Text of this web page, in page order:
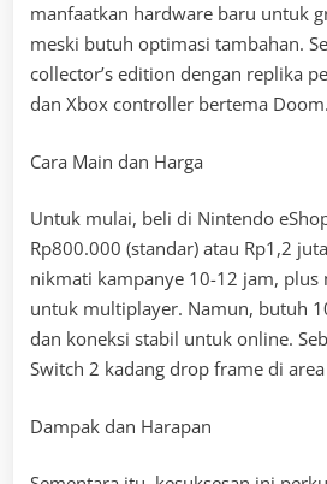
manfaatkan hardware baru untuk
meski butuh optimasi tambahan.
collector’s edition dengan replika
dan Xbox controller bertema Doom.
Cara Main dan Harga
Untuk mulai, beli di Nintendo
Rp800.000 (standar) atau Rp1,2
nikmati kampanye 10-12 jam, plus
untuk multiplayer. Namun, butuh
dan koneksi stabil untuk online.
Switch 2 kadang drop frame di
Dampak dan Harapan